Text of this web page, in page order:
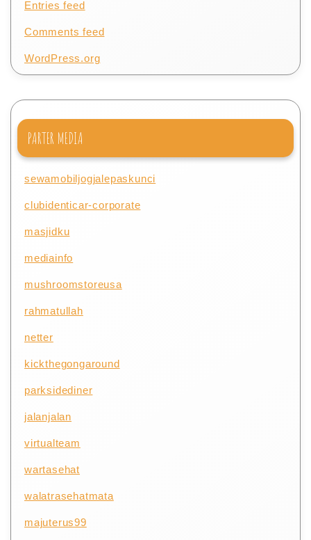
Entries feed
Comments feed
WordPress.org
PARTER MEDIA
sewamobiljogjalepaskunci
clubidenticar-corporate
masjidku
mediainfo
mushroomstoreusa
rahmatullah
netter
kickthegongaround
parksidediner
jalanjalan
virtualteam
wartasehat
walatrasehatmata
majuterus99